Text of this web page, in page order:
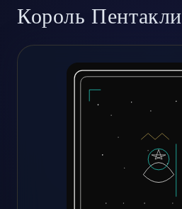
Король Пентакли